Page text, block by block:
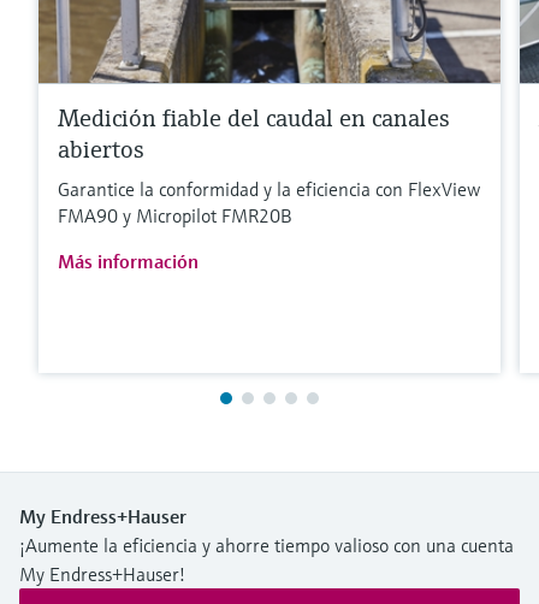
Medición fiable del caudal en canales
abiertos
Garantice la conformidad y la eficiencia con FlexView
FMA90 y Micropilot FMR20B
Más información
My Endress+Hauser
¡Aumente la eficiencia y ahorre tiempo valioso con una cuenta
My Endress+Hauser!